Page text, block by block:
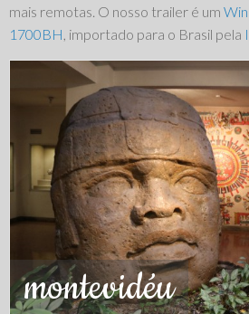
mais remotas. O nosso trailer é um
1700BH, importado para o Brasil pela
montevidéu